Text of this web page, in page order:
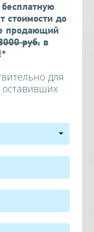
стоимости до
продающий
руб.в
для